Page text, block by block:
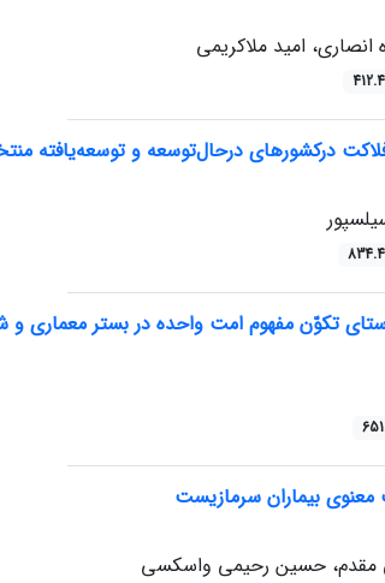
امید ملاکریمی
درکشورهای درحال‌توسعه و توسعه‌یافته
تکوّن مفهوم امت واحده در بستر معماری و
معنوی بیماران سرمازیست
مقدم، حسین رحیمی واسکسی